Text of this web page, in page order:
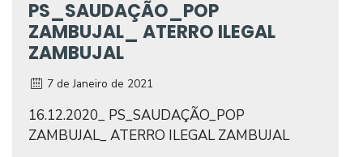
PS_SAUDAÇÃO_POP
ZAMBUJAL_ ATERRO ILEGAL
ZAMBUJAL
7 de Janeiro de 2021
16.12.2020_ PS_SAUDAÇÃO_POP
ZAMBUJAL_ ATERRO ILEGAL ZAMBUJAL